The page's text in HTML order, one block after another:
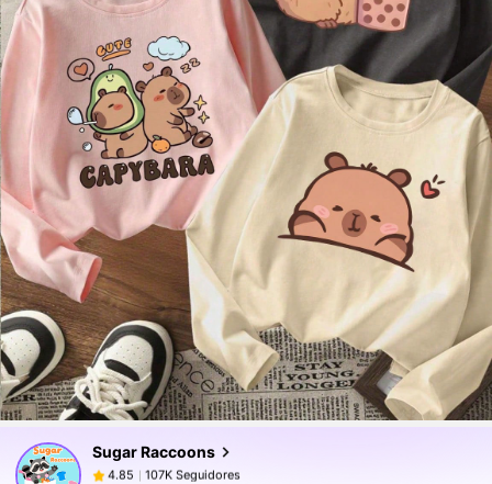
Sugar Raccoons
4.85 107K Seguidores
4.85 107K Seguidores
4.85
107K Seguidores
s***opagóHace 4 horas